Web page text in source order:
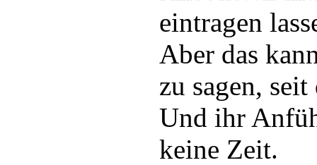
eintragen
Aber das
zu sagen,
Und ihr
keine Zeit.